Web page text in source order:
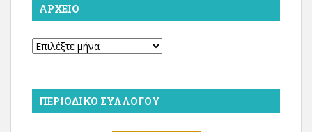
ΑΡΧΕΊΟ
Αρχείο
ΠΕΡΙΟΔΙΚΌ ΣΥΛΛΌΓΟΥ